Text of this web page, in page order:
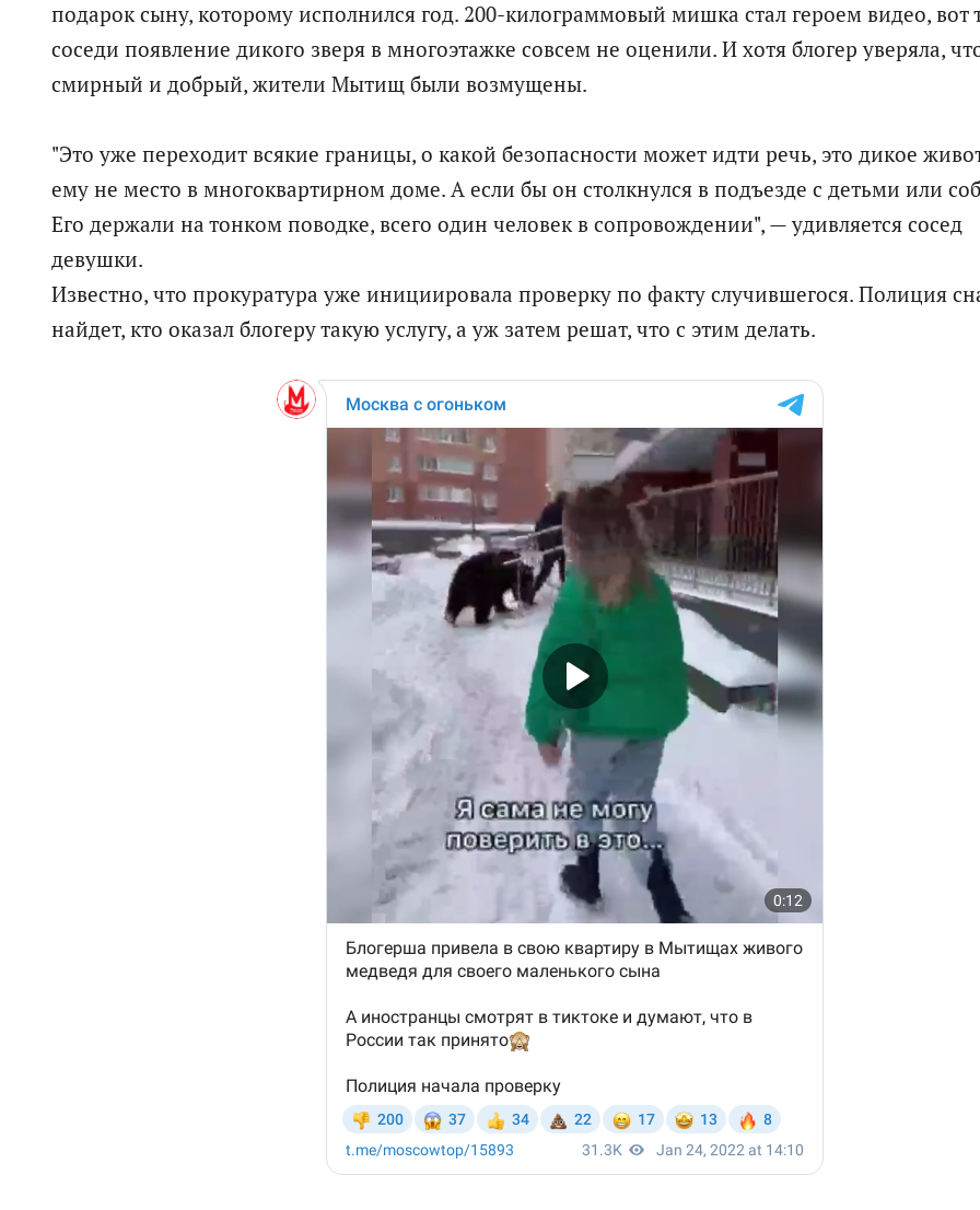
подарок сыну, которому исполнился год. 200-килограммовый мишка стал героем видео, вот
соседи появление дикого зверя в многоэтажке совсем не оценили. И хотя блогер уверяла,
смирный и добрый, жители Мытищ были возмущены.
"Это уже переходит всякие границы, о какой безопасности может идти речь, это дикое
ему не место в многоквартирном доме. А если бы он столкнулся в подъезде с детьми или
Его держали на тонком поводке, всего один человек в сопровождении", — удивляется сосед
девушки.
Известно, что прокуратура уже инициировала проверку по факту случившегося. Полиция
найдет, кто оказал блогеру такую услугу, а уж затем решат, что с этим делать.